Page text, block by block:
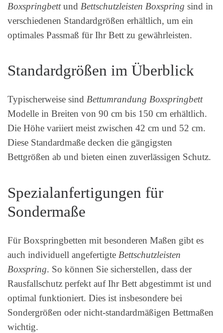
Boxspringbettund Bettschutzleisten Boxspring sind in
verschiedenen Standardgrößen erhältlich, um ein
optimales Passmaß für Ihr Bett zu gewährleisten.
Standardgrößen im Überblick
Typischerweise sind Bettumrandung Boxspringbett
Modelle in Breiten von 90 cm bis 150 cm erhältlich.
Die Höhe variiert meist zwischen 42 cm und 52 cm.
Diese Standardmaße decken die gängigsten
Bettgrößen ab und bieten einen zuverlässigen Schutz.
Spezialanfertigungen für
Sondermaße
Für Boxspringbetten mit besonderen Maßen gibt es
auch individuell angefertigte Bettschutzleisten
Boxspring. So können Sie sicherstellen, dass der
Rausfallschutz perfekt auf Ihr Bett abgestimmt ist und
optimal funktioniert. Dies ist insbesondere bei
Sondergrößen oder nicht-standardmäßigen Bettmaßen
wichtig.